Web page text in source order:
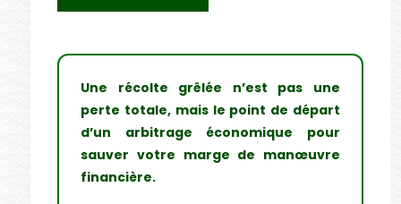
Une récolte grêlée n’est pas une
perte totale, mais le point de départ
d’un arbitrage économique pour
sauver votre marge de manœuvre
financière.